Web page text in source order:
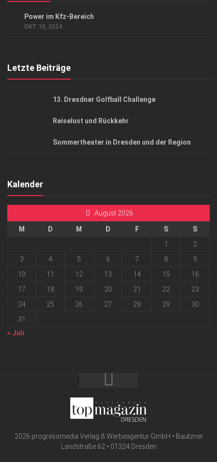
Power im Kfz-Bereich
OKT. 10, 2024
Letzte Beiträge
13. Dresdner Golfball Challenge
Reiselust und Rückkehr
Sommertheater in Dresden und der Region
Kalender
August 2026
M D M D F S
S
1
2
3
4 5 6 7 8
9
10
11 12 13 14 15
16
17
18 19 20 21 22
23
24
25 26 27 28 29
30
31
« Juli
2026 progressmedia Verlag & Werbeagentur GmbH • Bautzner
Landstraße 62 • 01324 Dresden